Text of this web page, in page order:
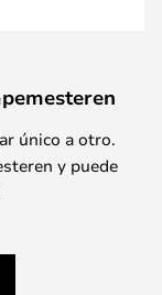
único a otro.
y puede